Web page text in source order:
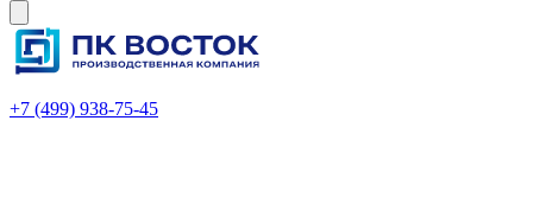
+7 (499) 938-75-45